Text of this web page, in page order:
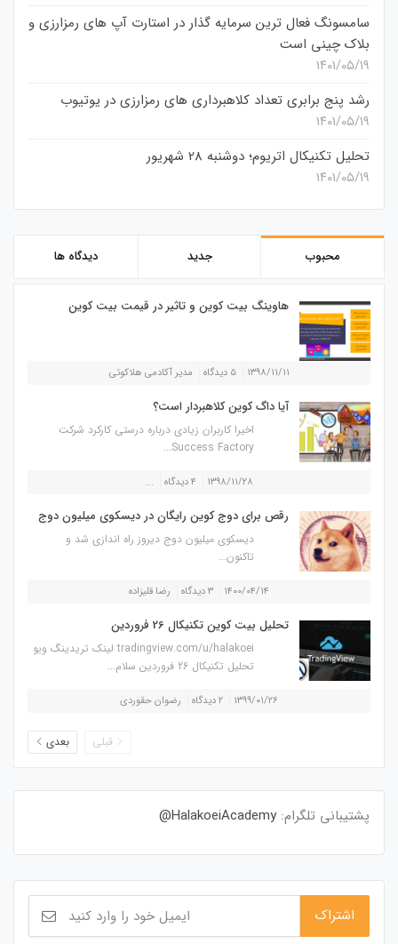
سامسونگ فعال‌ ترین سرمایه‌ گذار در استارت‌ آپ‌ های رمزارزی و
بلاک چینی است
۱۴۰۱/۰۵/۱۹
رشد پنج برابری تعداد کلاهبرداری های رمزارزی در یوتیوب
۱۴۰۱/۰۵/۱۹
تحلیل تکنیکال اتریوم؛ دوشنبه 28 شهریور
۱۴۰۱/۰۵/۱۹
محبوب جدید دیدگاه ها
هاوینگ بیت کوین و تاثیر در قیمت بیت کوین
۱۳۹۸/۱۱/۱۱ ۵ دیدگاه مدیر آکادمی هلاکوئی
آیا داگ کوین کلاهبردار است؟
اخیرا کاربران زیادی درباره درستی کارکرد شرکت
Success Factory...
۱۳۹۸/۱۱/۲۸ ۴ دیدگاه ...
رقص برای دوج کوین رایگان در دیسکوی میلیون دوج
دیسکوی میلیون دوج دیروز راه اندازی شد و
تاکنون...
۱۴۰۰/۰۴/۱۴ ۳ دیدگاه رضا قلیزاده
تحلیل بیت کوین تکنیکال 26 فروردین
tradingview.com/u/halakoei لینک تریدینگ ویو
تحلیل تکنیکال 26 فروردین سلام...
۱۳۹۹/۰۱/۲۶ ۲ دیدگاه رضوان حقوردی
قبلی بعدی
پشتیبانی تلگرام: HalakoeiAcademy@